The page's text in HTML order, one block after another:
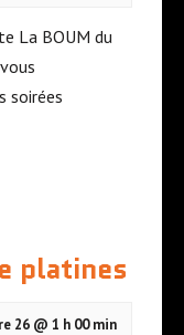
La BOUM du
soirées
platines
26 @ 1 h 00 min